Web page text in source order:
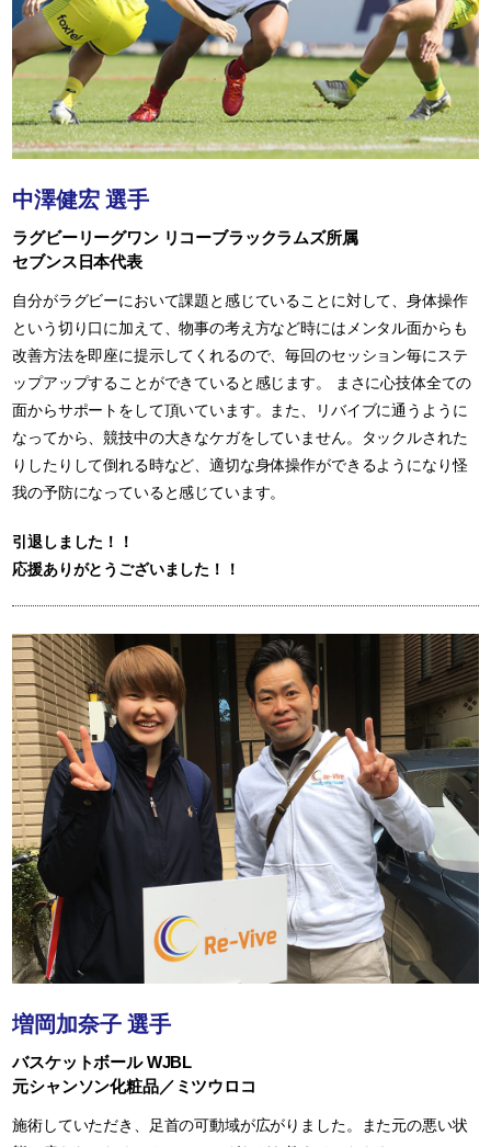
中澤健宏 選手
ラグビーリーグワン リコーブラックラムズ所属
セブンス日本代表
自分がラグビーにおいて課題と感じていることに対して、身体操作
という切り口に加えて、物事の考え方など時にはメンタル面からも
改善方法を即座に提示してくれるので、毎回のセッション毎にステ
ップアップすることができていると感じます。 まさに心技体全ての
面からサポートをして頂いています。また、リバイブに通うように
なってから、競技中の大きなケガをしていません。タックルされた
りしたりして倒れる時など、適切な身体操作ができるようになり怪
我の予防になっていると感じています。
引退しました！！
応援ありがとうございました！！
増岡加奈子 選手
バスケットボール WJBL
元シャンソン化粧品／ミツウロコ
施術していただき、足首の可動域が広がりました。また元の悪い状